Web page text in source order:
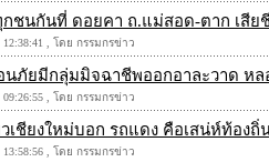
ชนกันที่ ดอยคา ถ.แม่สอด-ตาก เสีย
, โดย กรรมกรข่าว
นภัยมีกลุ่มมิจฉาชีพออกอาละวาด หล
, โดย กรรมกรข่าว
เชียงใหม่บอก รถแดง คือเสน่ห์ท้องถิ่
, โดย กรรมกรข่าว